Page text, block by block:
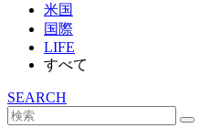
米国
国際
LIFE
すべて
SEARCH